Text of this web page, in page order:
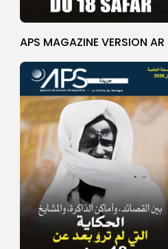
APS MAGAZINE VERSION AR